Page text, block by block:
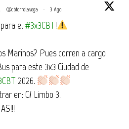
@cbtorrelavega · 3 Ago
el #3x3CBT!
Marinos? Pues corren a cargo
para este 3x3 Ciudad de
2026.
en: C/ Limbo 3.